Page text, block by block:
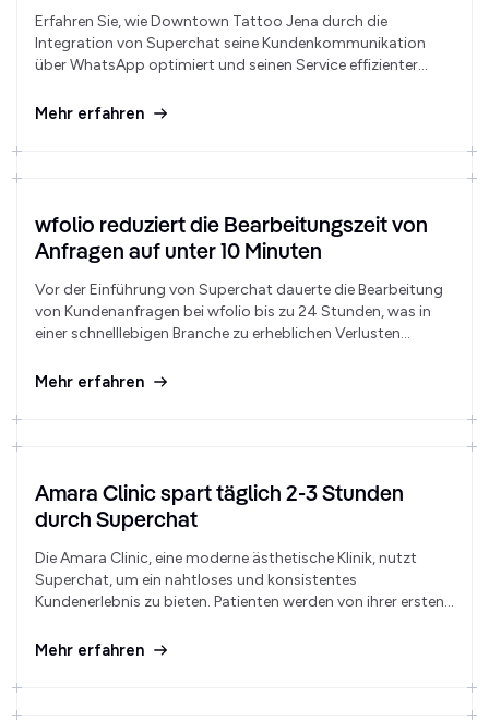
Erfahren Sie, wie Downtown Tattoo Jena durch die
Integration von Superchat seine Kundenkommunikation
über WhatsApp optimiert und seinen Service effizienter
Mehr erfahren
wfolio reduziert die Bearbeitungszeit von
Anfragen auf unter 10 Minuten
Vor der Einführung von Superchat dauerte die Bearbeitung
von Kundenanfragen bei wfolio bis zu 24 Stunden, was in
einer schnelllebigen Branche zu erheblichen Verlusten
Mehr erfahren
Amara Clinic spart täglich 2-3 Stunden
durch Superchat
Die Amara Clinic, eine moderne ästhetische Klinik, nutzt
Superchat, um ein nahtloses und konsistentes
Kundenerlebnis zu bieten. Patienten werden von ihrer ersten
regelmäßigen Follow-ups begleitet.
Mehr erfahren